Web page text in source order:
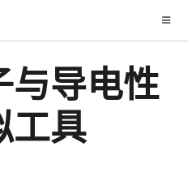
与导电性
工具